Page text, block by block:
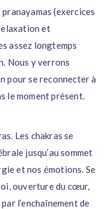
(exercices
et
assez longtemps
Nous y verrons
pour se reconnecter à
le moment présent.
Les chakras se
jusqu’au sommet
et nos émotions. Se
ouverture du cœur,
l’enchaînement de